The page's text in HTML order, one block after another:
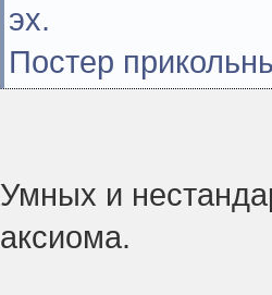
эх.
Постер
Умных и
аксиома.